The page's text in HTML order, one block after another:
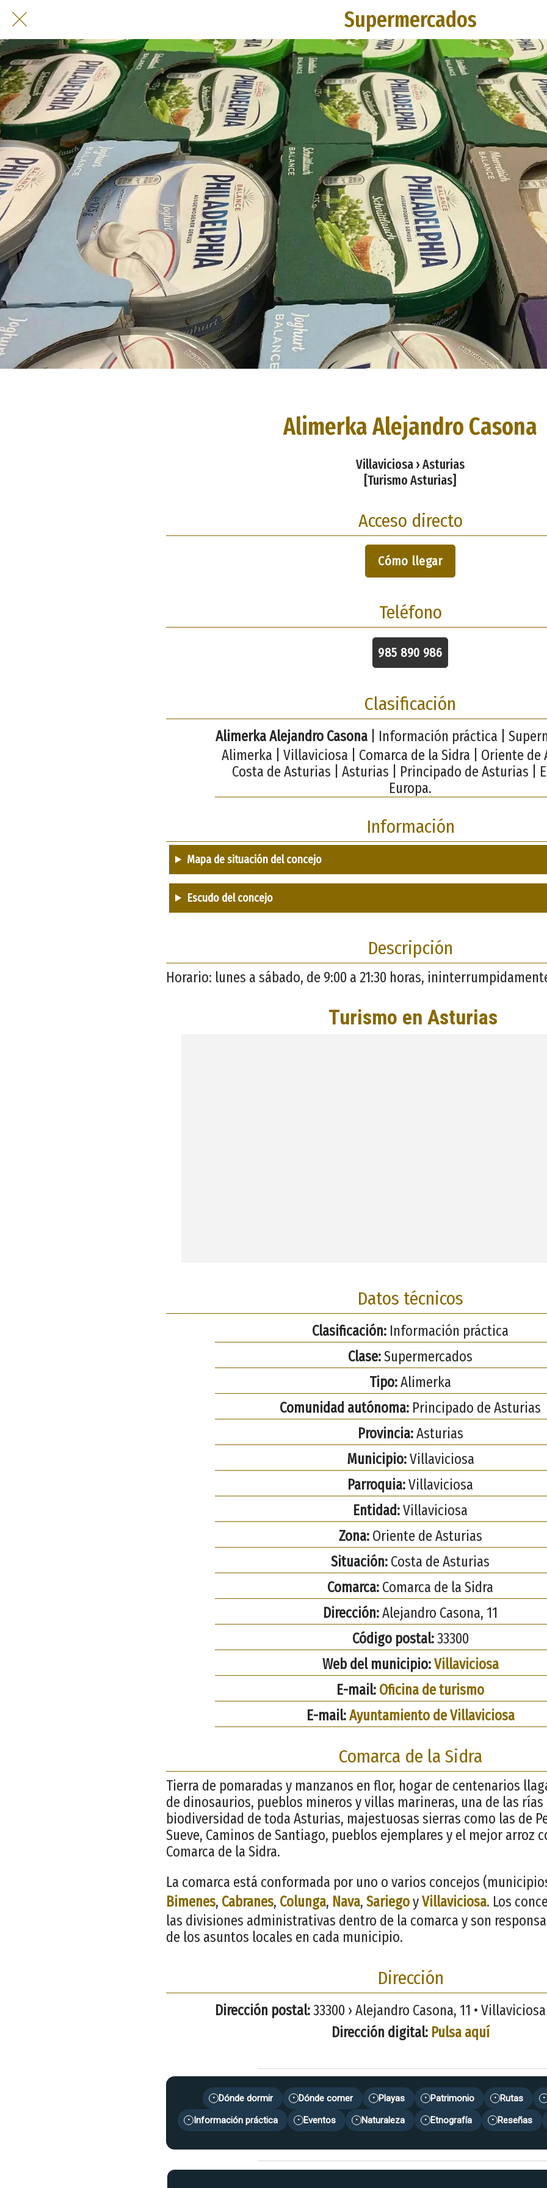
Supermercados
Alimerka Alejandro Casona
Villaviciosa › Asturias
[Turismo Asturias]
Acceso directo
Cómo llegar
Teléfono
985 890 986
Clasificación
Alimerka Alejandro Casona | Información práctica |
Alimerka | Villaviciosa | Comarca de la Sidra | Oriente de
Costa de Asturias | Asturias | Principado de Asturias |
Europa.
Información
Mapa de situación del concejo
Escudo del concejo
Descripción
Horario: lunes a sábado, de 9:00 a 21:30 horas,
Datos técnicos
Clasificación: Información práctica
Clase:Supermercados
Tipo:Alimerka
Comunidad autónoma: Principado de Asturias
Provincia:Asturias
Municipio:Villaviciosa
Parroquia:Villaviciosa
Entidad:Villaviciosa
Zona:Oriente de Asturias
Situación: Costa de Asturias
Comarca: Comarca de la Sidra
Dirección:Alejandro Casona, 11
Código postal:33300
Web del municipio:Villaviciosa
E-mail: Oficina de turismo
E-mail:Ayuntamiento de Villaviciosa
Comarca de la Sidra
Tierra de pomaradas y manzanos en flor, hogar de centenarios
de dinosaurios, pueblos mineros y villas marineras, una de las rías
biodiversidad de toda Asturias, majestuosas sierras como las de
Sueve, Caminos de Santiago, pueblos ejemplares y el mejor arroz
Comarca de la Sidra.
La comarca está conformada por uno o varios concejos
Bimenes, Cabranes, Colunga, Nava, SariegoyVillaviciosa. Los
las divisiones administrativas dentro de la comarca y son
de los asuntos locales en cada municipio.
Dirección
Dirección postal:33300 › Alejandro Casona, 11 •
Dirección digital: Pulsa aquí
• Dónde dormir • Dónde comer • Playas • Patrimonio • Rutas •
• Información práctica • Eventos • Naturaleza • Etnografía • Reseñas